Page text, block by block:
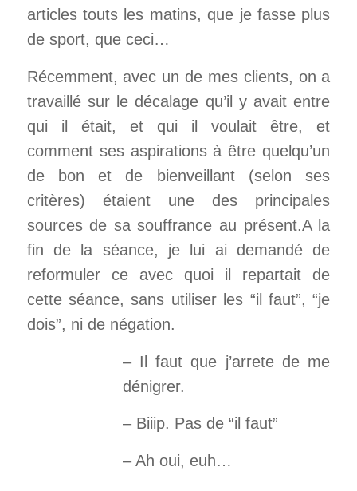
articles touts les matins, que je fasse plus
de sport, que ceci…
Récemment, avec un de mes clients, on a
travaillé sur le décalage qu’il y avait entre
qui il était, et qui il voulait être, et
comment ses aspirations à être quelqu’un
de bon et de bienveillant (selon ses
critères) étaient une des principales
sources de sa souffrance au présent.A la
fin de la séance, je lui ai demandé de
reformuler ce avec quoi il repartait de
cette séance, sans utiliser les “il faut”, “je
dois”, ni de négation.
– Il faut que j’arrete de me
dénigrer.
– Biiip. Pas de “il faut”
– Ah oui, euh…